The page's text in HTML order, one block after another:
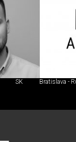
SK Bratislava -